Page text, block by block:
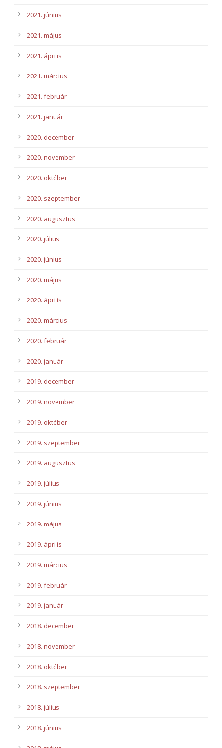
2021. június
2021. május
2021. április
2021. március
2021. február
2021. január
2020. december
2020. november
2020. október
2020. szeptember
2020. augusztus
2020. július
2020. június
2020. május
2020. április
2020. március
2020. február
2020. január
2019. december
2019. november
2019. október
2019. szeptember
2019. augusztus
2019. július
2019. június
2019. május
2019. április
2019. március
2019. február
2019. január
2018. december
2018. november
2018. október
2018. szeptember
2018. július
2018. június